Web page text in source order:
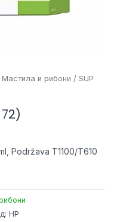
Мастила и рибони / SUP
Podržava T1100/T610
HP